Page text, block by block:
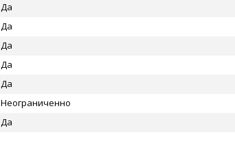
Да
Да
Да
Да
Да
Неограниченно
Да